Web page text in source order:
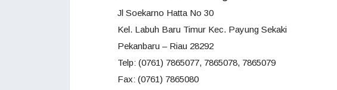
Jl Soekarno Hatta No 30
Kel. Labuh Baru Timur Kec. Payung Sekaki
Pekanbaru – Riau 28292
Telp: (0761) 7865077, 7865078, 7865079
Fax: (0761) 7865080